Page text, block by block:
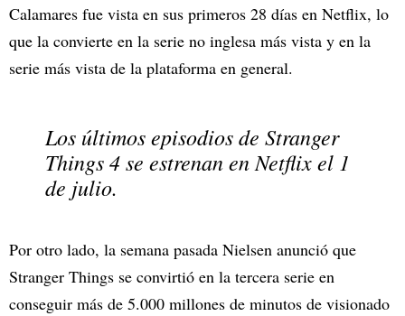
Calamares fue vista en sus primeros 28 días en Netflix, lo
que la convierte en la serie no inglesa más vista y en la
serie más vista de la plataforma en general.
Los últimos episodios de Stranger
Things 4 se estrenan en Netflix el 1
de julio.
Por otro lado, la semana pasada Nielsen anunció que
Stranger Things se convirtió en la tercera serie en
conseguir más de 5.000 millones de minutos de visionado